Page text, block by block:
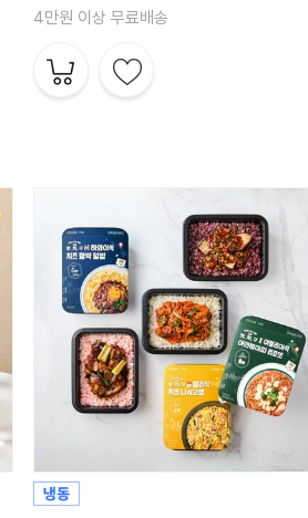
4만원 이상 무료배송